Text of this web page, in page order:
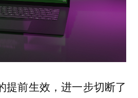
提前生效，进一步切断了